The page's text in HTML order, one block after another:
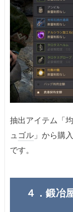
抽出アイテム「
ュゴル 」から購
です。
４．鍛冶